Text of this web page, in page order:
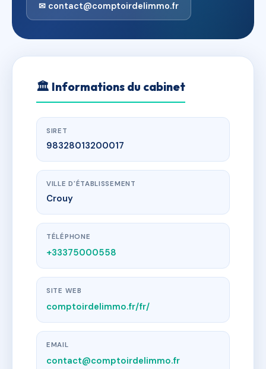
✉ contact@comptoirdelimmo.fr
🏛 Informations du cabinet
SIRET
98328013200017
VILLE D'ÉTABLISSEMENT
Crouy
TÉLÉPHONE
+33375000558
SITE WEB
comptoirdelimmo.fr/fr/
EMAIL
contact@comptoirdelimmo.fr